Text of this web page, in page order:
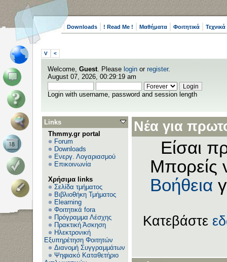
Downloads ! Read Me ! Μαθήματα Φοιτητικά
V <
Welcome, Guest. Please login or register.
August 07, 2026, 00:29:19 am
Login with username, password and session length
Links
Thmmy.gr portal
Forum
Downloads
Ενεργ. Λογαριασμού
Επικοινωνία
Χρήσιμα links
Σελίδα τμήματος
Βιβλιοθήκη Τμήματος
Elearning
Φοιτητικά fora
Πρόγραμμα Λέσχης
Πρακτική Άσκηση
Ηλεκτρονική
Εξυπηρέτηση Φοιτητών
Διανομή Συγγραμμάτων
Ψηφιακό Καταθετήριο
Νέα για
Είσαι
Μπορείς
Βοήθεια
Κατεβάστε